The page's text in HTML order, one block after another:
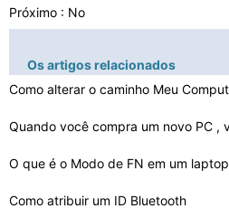
Próximo : No
Os artigos relacionados
O que é o Modo de FN em um laptop
Como atribuir um ID Bluetooth